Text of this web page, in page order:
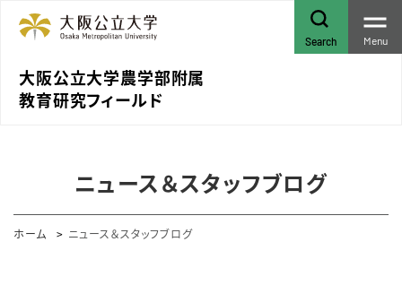
大阪公立大学農学部附属
教育研究フィールド
Search Menu
ニュース＆スタッフブログ
ホーム ニュース＆スタッフブログ